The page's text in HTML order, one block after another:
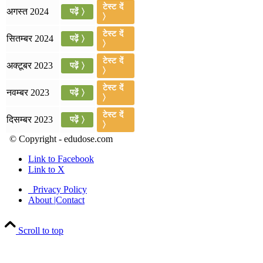
अगस्त 2024 पढ़ें 〉
टेस्ट दें
〉
सितम्बर 2024 पढ़ें 〉
टेस्ट दें
〉
अक्टूबर 2023 पढ़ें 〉
टेस्ट दें
〉
नवम्बर 2023 पढ़ें 〉
टेस्ट दें
〉
दिसम्बर 2023 पढ़ें 〉
टेस्ट दें
〉
© Copyright - edudose.com
Link to Facebook
Link to X
Privacy Policy
About |Contact
Scroll to top